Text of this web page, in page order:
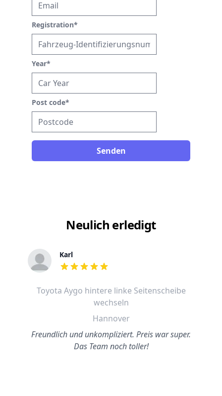
Registration*
Year*
Post code*
Senden
Neulich erledigt
Karl
out of 5 stars
Toyota Aygo hintere linke Seitenscheibe
wechseln
Hannover
Freundlich und unkompliziert. Preis war super.
Das Team noch toller!